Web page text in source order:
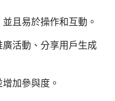
且易於操作和互動。
活動、分享用戶生成
加參與度。